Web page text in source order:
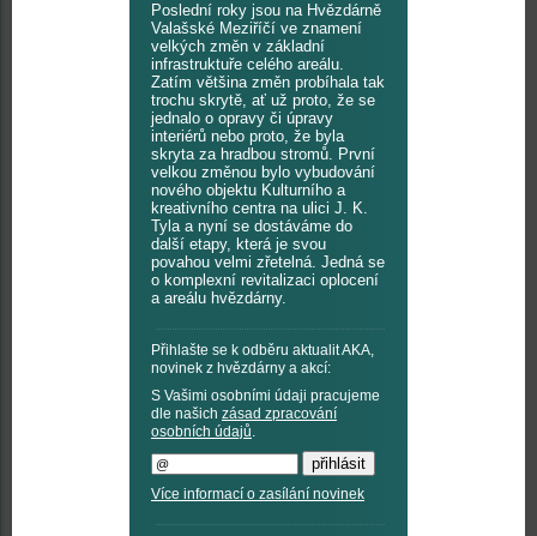
Poslední roky jsou na Hvězdárně
Valašské Meziříčí ve znamení
velkých změn v základní
infrastruktuře celého areálu.
Zatím většina změn probíhala tak
trochu skrytě, ať už proto, že se
jednalo o opravy či úpravy
interiérů nebo proto, že byla
skryta za hradbou stromů. První
velkou změnou bylo vybudování
nového objektu Kulturního a
kreativního centra na ulici J. K.
Tyla a nyní se dostáváme do
další etapy, která je svou
povahou velmi zřetelná. Jedná se
o komplexní revitalizaci oplocení
a areálu hvězdárny.
Přihlašte se k odběru aktualit AKA,
novinek z hvězdárny a akcí:
S Vašimi osobními údaji pracujeme
dle našich zásad zpracování
osobních údajů.
Více informací o zasílání novinek